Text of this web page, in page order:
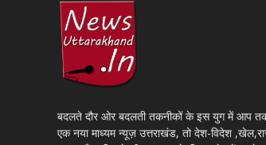
बदलते दौर ओर बदलती तकनीकों के इस युग में आप
एक नया माध्यम न्यूज़ उत्तराखंड, तो देश-विदेश